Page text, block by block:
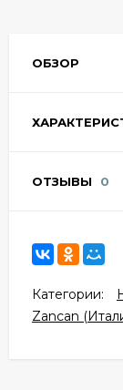
ОБЗОР
ОТЗЫВЫ 0
Категории:
Zancan